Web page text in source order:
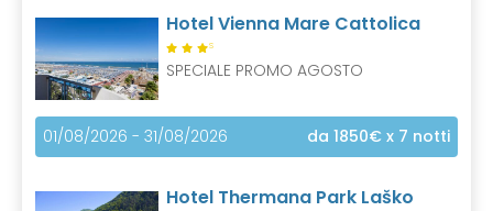
Hotel Vienna Mare Cattolica
S
SPECIALE PROMO AGOSTO
01/08/2026 - 31/08/2026 da 1850€ x 7 notti
Hotel Thermana Park Laško